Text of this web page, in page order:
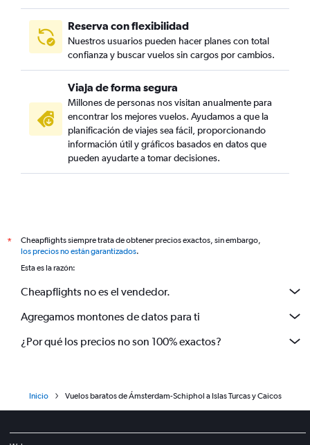
Reserva con flexibilidad
Nuestros usuarios pueden hacer planes con total
confianza y buscar vuelos sin cargos por cambios.
Viaja de forma segura
Millones de personas nos visitan anualmente para
encontrar los mejores vuelos. Ayudamos a que la
planificación de viajes sea fácil, proporcionando
información útil y gráficos basados en datos que
pueden ayudarte a tomar decisiones.
*
Cheapflights siempre trata de obtener precios exactos, sin embargo,
los precios no están garantizados.
Esta es la razón:
Cheapflights no es el vendedor.
Agregamos montones de datos para ti
¿Por qué los precios no son 100% exactos?
Inicio Vuelos baratos de Ámsterdam-Schiphol a Islas Turcas y Caicos